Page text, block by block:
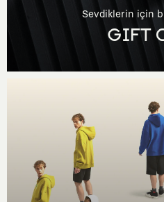
Sevdiklerin için
GIFT